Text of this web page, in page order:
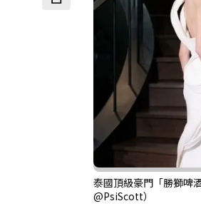
泰國頂級豪門「勝獅啤
@PsiScott）